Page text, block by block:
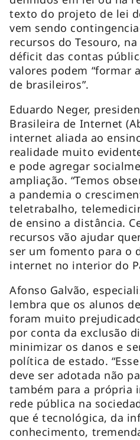
texto do projeto de lei
vem sendo
recursos do Tesouro,
déficit das contas
valores podem “formar
de brasileiros”.
Eduardo Neger,
Brasileira de Internet
internet aliada ao
realidade muito
e pode agregar
ampliação. “Temos
a pandemia o
teletrabalho,
de ensino a distância.
recursos vão ajudar
ser um fomento para o
internet no interior do
Afonso Galvão,
lembra que os alunos
foram muito
por conta da exclusão
minimizar os danos e
política de estado.
deve ser adotada não
também para a própria
rede pública na
que é tecnológica, da
conhecimento,